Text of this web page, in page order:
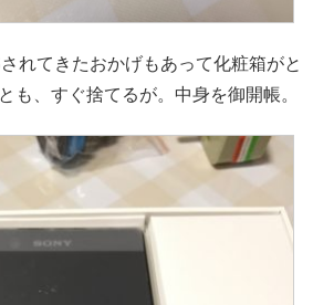
れてきたおかげもあって化粧箱がと
も、すぐ捨てるが。中身を御開帳。